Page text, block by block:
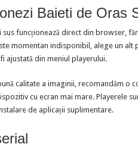
Baieti de Oras
sus funcționează direct din browser,
momentan indisponibil, alege un alt
ajustată din meniul playerului.
calitate a imaginii, recomandăm o
cu ecran mai mare. Playerele
de aplicații suplimentare.